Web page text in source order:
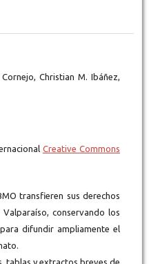
Christian M. Ibáñez,
Creative Commons
transfieren sus derechos
conservando los
difundir ampliamente el